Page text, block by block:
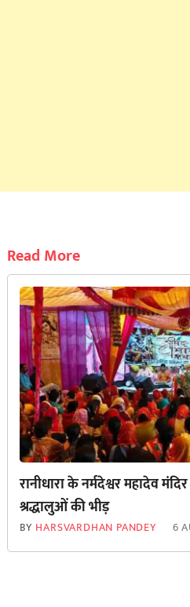
Read More
रानीधारा के नर्मदेश्वर महादेव
श्रद्धालुओं की भीड़
BY HARSVARDHAN PANDEY 6